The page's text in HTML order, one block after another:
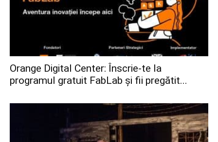
Orange Digital Center: Înscrie-te la
programul gratuit FabLab și fii pregătit...